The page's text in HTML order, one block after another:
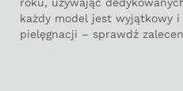
każdy model jest wyjątkowy i
pielęgnacji – sprawdź